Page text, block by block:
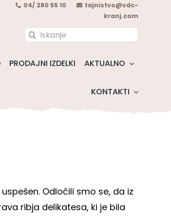
04/ 280 55 10
tajnistvo@vdc-
kranj.com
Search
PRODAJNI IZDELKI AKTUALNO
KONTAKTI
Odločili smo se, da iz
ribja delikatesa, ki je bila